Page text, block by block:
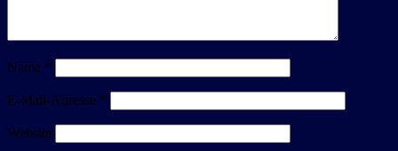
Name *
E-Mail-Adresse *
Website